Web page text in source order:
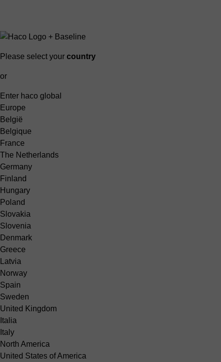
Please select your country
or
Enter haco global
Europe
België
Belgique
France
The Netherlands
Germany
Finland
Hungary
Poland
Slovakia
Slovenia
Denmark
Greece
Latvia
Norway
Spain
Sweden
United Kingdom
Italia
Italy
North America
United States of America